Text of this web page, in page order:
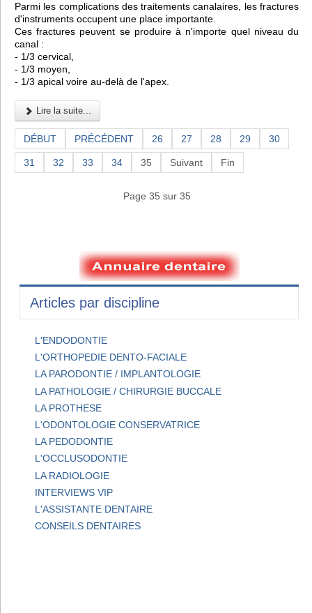
Parmi les complications des traitements canalaires, les fractures
d'instruments occupent une place importante.
Ces fractures peuvent se produire à n'importe quel niveau du
canal :
- 1/3 cervical,
- 1/3 moyen,
- 1/3 apical voire au-delà de l'apex.
Lire la suite...
DÉBUT PRÉCÉDENT 26 27 28 29 30
31 32 33 34 35 Suivant Fin
Page 35 sur 35
Articles par discipline
L'ENDODONTIE
L'ORTHOPEDIE DENTO-FACIALE
LA PARODONTIE / IMPLANTOLOGIE
LA PATHOLOGIE / CHIRURGIE BUCCALE
LA PROTHESE
L'ODONTOLOGIE CONSERVATRICE
LA PEDODONTIE
L'OCCLUSODONTIE
LA RADIOLOGIE
INTERVIEWS VIP
L'ASSISTANTE DENTAIRE
CONSEILS DENTAIRES